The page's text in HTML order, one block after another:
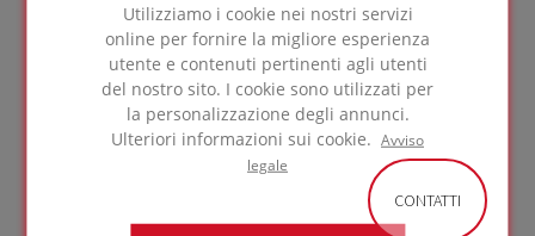
Utilizziamo i cookie nei nostri servizi
online per fornire la migliore esperienza
utente e contenuti pertinenti agli utenti
del nostro sito. I cookie sono utilizzati per
la personalizzazione degli annunci.
Ulteriori informazioni sui cookie. Avviso
legale
Vi offriamo un'ampia gamma di prodotti isolanti
e accessori per creare la soluzione perfetta,
adatta al vostro progetto specifico. A seconda
delle vostre esigenze in termini di resistenza
termica, resistenza alla compressione,
fissaggio ecc., vi proponiamo una vasta gamma
di prodotti isolanti e accessori tra cui scegliere.
Consultate le pagine dei nostri prodotti per
maggiori informazioni.
CONTATTI